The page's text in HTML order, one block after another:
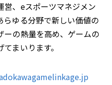
営、eスポーツマネジメン
らゆる分野で新しい価値の
ーの熱量を高め、ゲームの
まいります。